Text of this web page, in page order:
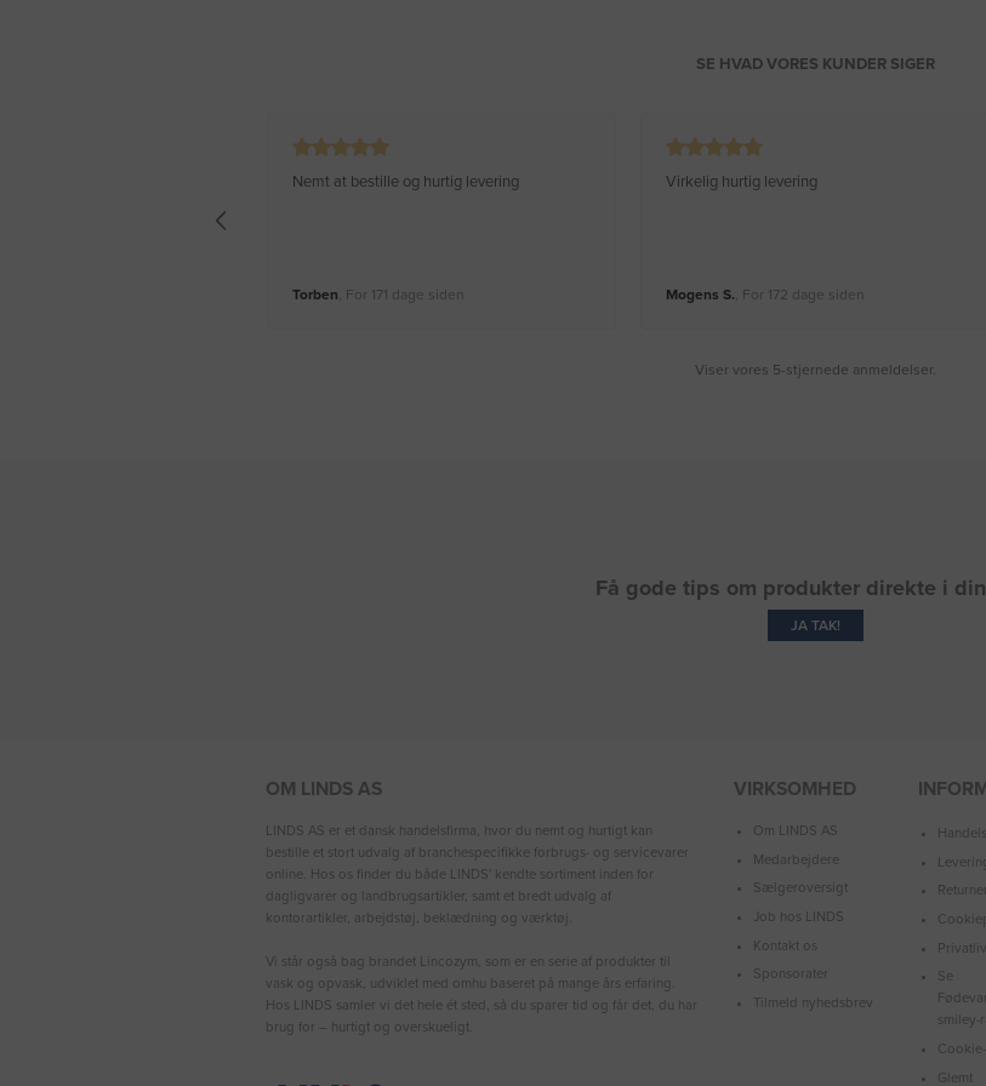
SE HVAD VORES KUNDER SIGER
Nemt at bestille og hurtig levering
Torben, For 171 dage siden
Virkelig hurtig levering
Mogens S., For 172 dage siden
Viser vores 5-stjernede anmeldelser.
Få gode tips om produkter direkte i
JA TAK!
OM LINDS AS
LINDS AS er et dansk handelsfirma, hvor du nemt og hurtigt kan
bestille et stort udvalg af branchespecifikke forbrugs- og servicevarer
online. Hos os finder du både LINDS′ kendte sortiment inden for
dagligvarer og landbrugsartikler, samt et bredt udvalg af
kontorartikler, arbejdstøj, beklædning og værktøj.
Vi står også bag brandet Lincozym, som er en serie af produkter til
vask og opvask, udviklet med omhu baseret på mange års erfaring.
Hos LINDS samler vi det hele ét sted, så du sparer tid og får det, du har
brug for – hurtigt og overskueligt.
VIRKSOMHED
Om LINDS AS
Medarbejdere
Sælgeroversigt
Job hos LINDS
Kontakt os
Sponsorater
Tilmeld nyhedsbrev
Se
smiley-
Glemt